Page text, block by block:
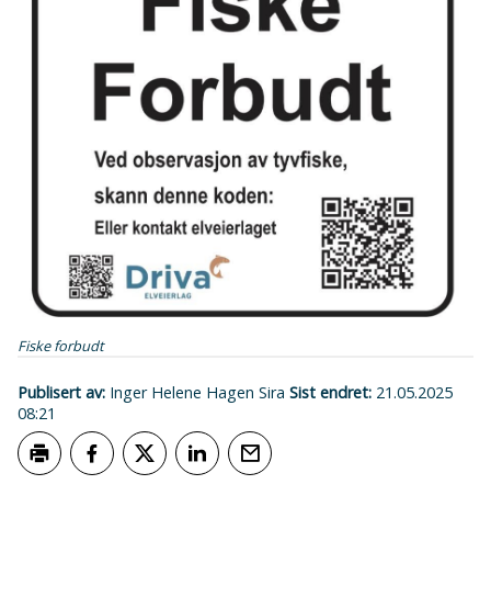
Fiske forbudt
Publisert av Inger Helene Hagen Sira Sist endret 21.05.2025
08:21